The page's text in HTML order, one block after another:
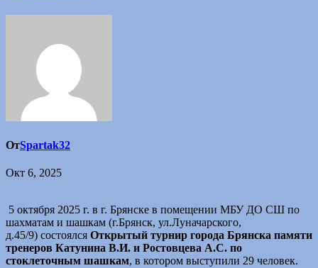
ОтSpartak32
Окт 6, 2025
5 октября 2025 г. в г. Брянске в помещении МБУ ДО СШ по
шахматам и шашкам (г.Брянск, ул.Луначарского,
д.45/9) состоялся Открытый турнир города Брянска памяти
тренеров Катунина В.И. и Ростовцева А.С. по
стоклеточным шашкам, в котором выступили 29 человек.